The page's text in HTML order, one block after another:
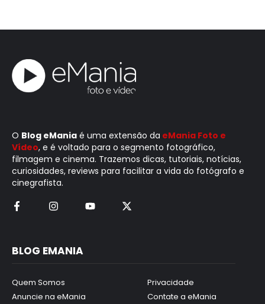
O Blog eMania é uma extensão da eMania Foto e
Vídeo, e é voltado para o segmento fotográfico,
filmagem e cinema. Trazemos dicas, tutoriais, notícias,
curiosidades, reviews para facilitar a vida do fotógrafo e
cinegrafista.
BLOG EMANIA
Quem Somos
Anuncie na eMania
Privacidade
Contate a eMania